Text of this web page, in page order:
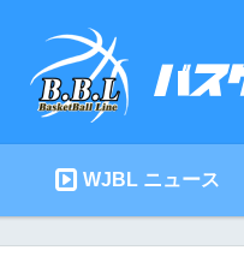
WJBL ニュース